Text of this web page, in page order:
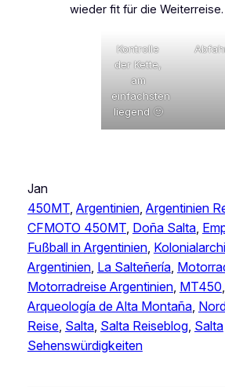
wieder fit für die Weiterreise.
Kontrolle
der Kette,
am
einfachsten
liegend 🙂
Jan
450MT, Argentinien, Argentinien
CFMOTO 450MT, Doña Salta,
Fußball in Argentinien,
Argentinien, La Salteñería,
Motorradreise Argentinien, MT450
Arqueología de Alta Montaña,
Reise, Salta, Salta Reiseblog, Salta
Sehenswürdigkeiten